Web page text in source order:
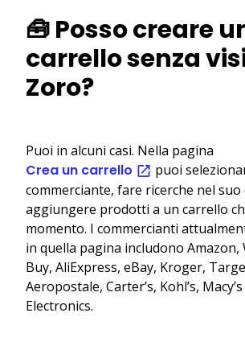
🧰 Posso creare
carrello senza
Zoro?
Puoi in alcuni casi. Nella pagina
Crea un carrello
puoi
commerciante, fare ricerche nel suo
aggiungere prodotti a un carrello
momento. I commercianti
in quella pagina includono Amazon,
Buy, AliExpress, eBay, Kroger,
Aeropostale, Carter’s, Kohl’s,
Electronics.